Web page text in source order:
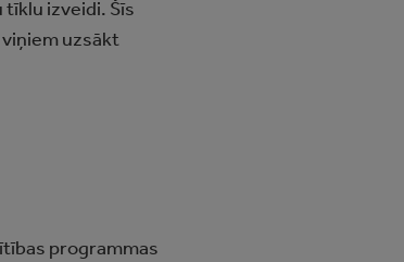
izveidi. Šīs
uzsākt
programmas